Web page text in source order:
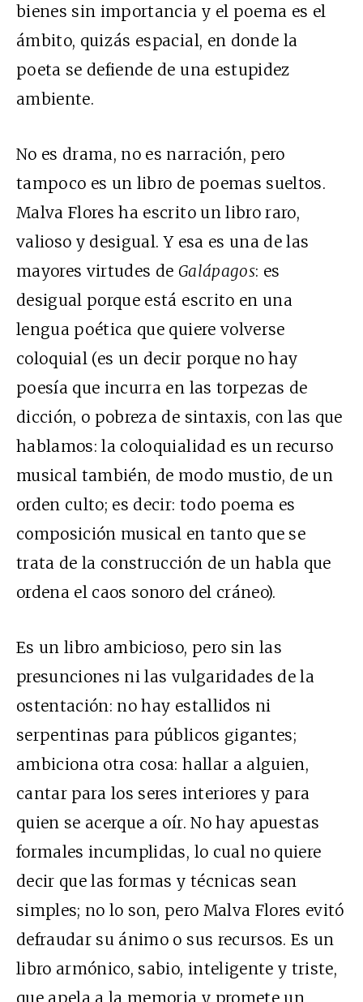
bienes sin importancia y el poema es el
ámbito, quizás espacial, en donde la
poeta se defiende de una estupidez
ambiente.
No es drama, no es narración, pero
tampoco es un libro de poemas sueltos.
Malva Flores ha escrito un libro raro,
valioso y desigual. Y esa es una de las
mayores virtudes de Galápagos: es
desigual porque está escrito en una
lengua poética que quiere volverse
coloquial (es un decir porque no hay
poesía que incurra en las torpezas de
dicción, o pobreza de sintaxis, con las que
hablamos: la coloquialidad es un recurso
musical también, de modo mustio, de un
orden culto; es decir: todo poema es
composición musical en tanto que se
trata de la construcción de un habla que
ordena el caos sonoro del cráneo).
Es un libro ambicioso, pero sin las
presunciones ni las vulgaridades de la
ostentación: no hay estallidos ni
serpentinas para públicos gigantes;
ambiciona otra cosa: hallar a alguien,
cantar para los seres interiores y para
quien se acerque a oír. No hay apuestas
formales incumplidas, lo cual no quiere
decir que las formas y técnicas sean
simples; no lo son, pero Malva Flores evitó
defraudar su ánimo o sus recursos. Es un
libro armónico, sabio, inteligente y triste,
que apela a la memoria y promete un